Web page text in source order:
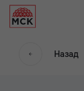
Назад